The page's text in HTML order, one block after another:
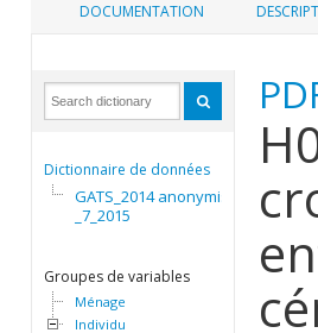
DOCUMENTATION
Dictionnaire de données
GATS_2014 anonymisée
_7_2015
Groupes de variables
Ménage
Individu